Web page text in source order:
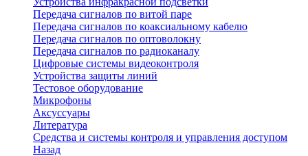
Передача сигналов по витой паре
Передача сигналов по коаксиальному кабелю
Передача сигналов по оптоволокну
Передача сигналов по радиоканалу
Цифровые системы видеоконтроля
Устройства защиты линий
Тестовое оборудование
Микрофоны
Аксуссуары
Литература
Средства и системы контроля и управления доступом
Назад